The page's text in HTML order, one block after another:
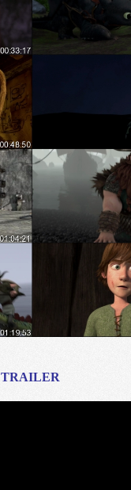
TRAILER